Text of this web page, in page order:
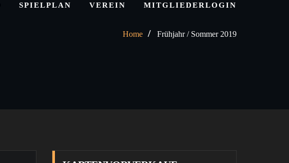
SPIELPLAN VEREIN MITGLIEDERLOGIN
Home Frühjahr / Sommer 2019